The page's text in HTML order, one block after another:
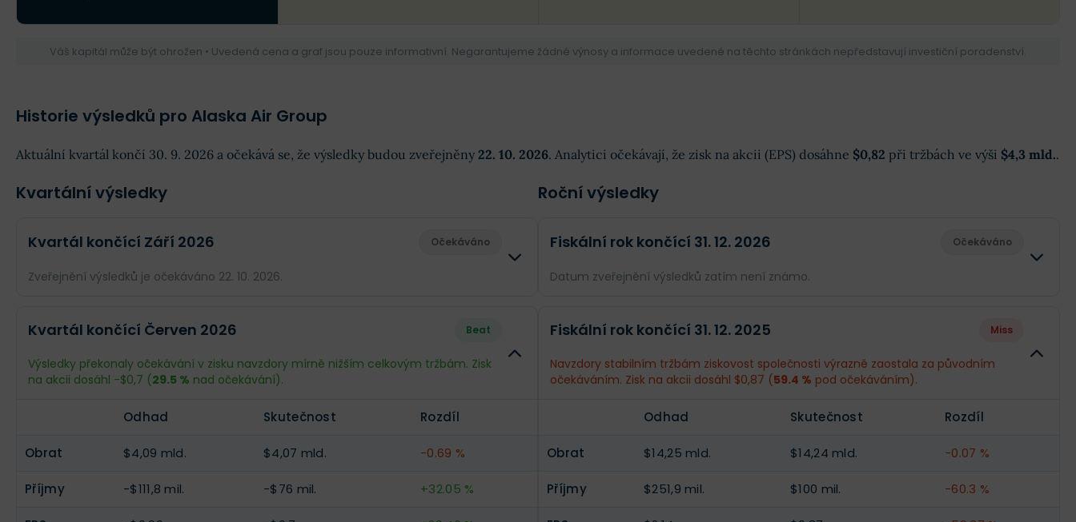
Váš kapitál může být ohrožen • Uvedená cena a graf jsou pouze informativní. Negarantujeme žádné výnosy a informace uvedené na těchto stránkách nepředstavují investiční poradenství.
Historie výsledků pro Alaska Air Group
Aktuální kvartál končí 30. 9. 2026 a očekává se, že výsledky budou zveřejněny 22. 10. 2026. Analytici očekávají, že zisk na akcii (EPS) dosáhne $0,82 při tržbách ve výši $4,3 mld..
Kvartální výsledky
Kvartál končící Září 2026 Očekáváno
Zveřejnění výsledků je očekáváno 22. 10. 2026.
Příjmy $91,98 mil. --
$0,82 -- --
Kvartál končící Červen 2026 Beat
Výsledky překonaly očekávání v zisku navzdory mírně nižším celkovým tržbám. Zisk
na akcii dosáhl -$0,7 (29.5 % nad očekávání).
Odhad Skutečnost Rozdíl
Obrat $4,09 mld. $4,07 mld. -0.69 %
Příjmy -$111,8 mil. -$76 mil. +32.05 %
Roční výsledky
Fiskální rok končící 31. 12. 2026 Očekáváno
Datum zveřejnění výsledků zatím není známo.
Příjmy -$164,9 mil. --
-$0,99 -- --
Fiskální rok končící 31. 12. 2025 Miss
Navzdory stabilním tržbám ziskovost společnosti výrazně zaostala za původním
očekáváním. Zisk na akcii dosáhl $0,87 (59.4 % pod očekáváním).
Odhad Skutečnost Rozdíl
Obrat $14,25 mld. $14,24 mld. -0.07 %
Příjmy $251,9 mil. $100 mil. -60.3 %